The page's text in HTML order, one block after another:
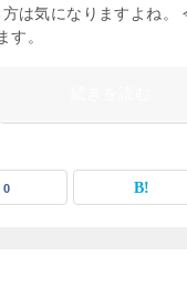
は気になりますよね。
す。
0